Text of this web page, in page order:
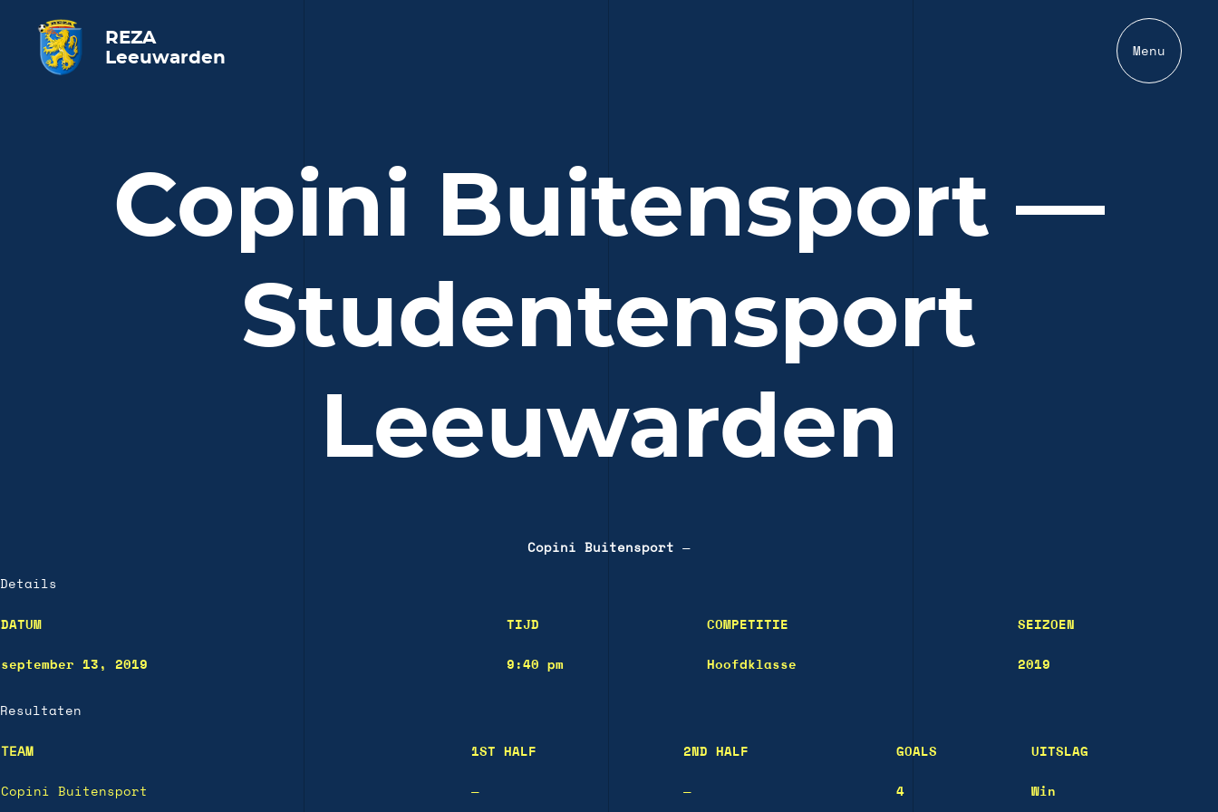
REZA
Leeuwarden
Menu
Copini Buitensport —
Studentensport
Leeuwarden
Copini Buitensport —
Details
DATUM TIJD COMPETITIE SEIZOEN
september 13, 2019 9:40 pm Hoofdklasse 2019
Resultaten
TEAM 1ST HALF 2ND HALF GOALS UITSLAG
Copini Buitensport — — 4 Win